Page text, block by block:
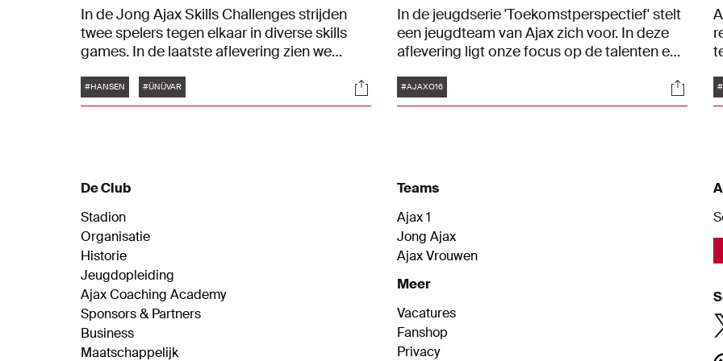
In de Jong Ajax Skills Challenges strijden
twee spelers tegen elkaar in diverse skills
games. In de laatste aflevering zien we
een aanval doen op de bovenste plek bij de
crossbar challenge?
Tags
#HANSEN #ÜNÜVAR Socials
In de jeugdserie 'Toekomstperspectief' stelt
een jeugdteam van Ajax zich voor. In deze
aflevering ligt onze focus op de talenten en
voor deze spelers een fulltime job.
Tags
#AJAXO16
De Club
Stadion
Organisatie
Historie
Jeugdopleiding
Ajax Coaching Academy
Sponsors & Partners
Business
Maatschappelijk
Teams
Ajax 1
Jong Ajax
Ajax Vrouwen
Meer
Vacatures
Fanshop
Privacy